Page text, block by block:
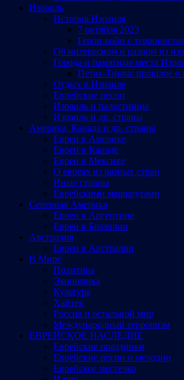
Израиль
История Израиля
7 октября 2023
Герои войн с
Об интересном и разном из
Города и памятные места
Петах-Тиква: прошлое и
Отдых в Израиле
Еврейские песни
Израиль и палестинцы
Израиль и др. страны
Америка, Канада и др. страны
Евреи в Америке
Евреи в Канаде
Евреи в Мексике
О евреях из разных стран
Иные страны
Еврейскими маршрутами
Северная Америка
Евреи в Аргентине
Евреи в Бразилии
Австралия
Евреи в Австралии
В Мире
Политика
Экономика
Культура
Хайтек
Россия и остальной мир
Международный терроризм
ЕВРЕЙСКОЕ НАСЛЕДИЕ
Еврейские праздники
Еврейские песни и мелодии
Еврейское местечко